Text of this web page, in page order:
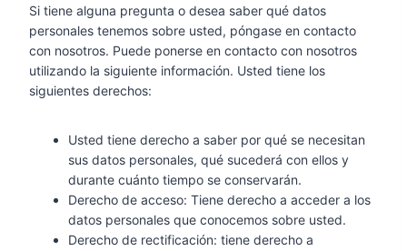
Si tiene alguna pregunta o desea saber qué datos
personales tenemos sobre usted, póngase en contacto
con nosotros. Puede ponerse en contacto con nosotros
utilizando la siguiente información. Usted tiene los
siguientes derechos:
Usted tiene derecho a saber por qué se necesitan
sus datos personales, qué sucederá con ellos y
durante cuánto tiempo se conservarán.
Derecho de acceso: Tiene derecho a acceder a los
datos personales que conocemos sobre usted.
Derecho de rectificación: tiene derecho a